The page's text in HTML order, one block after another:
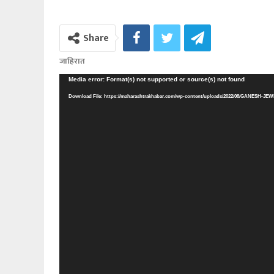
Share
जाहिरात
Media error: Format(s) not supported or source(s) not found
Download File: https://maharashtrakhabar.com/wp-content/uploads/2022/08/GANESH-